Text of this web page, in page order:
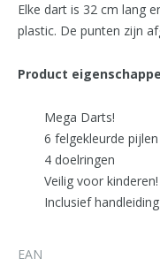
Elke dart is 32 cm lang
plastic. De punten zijn
Product
Mega Darts!
6 felgekleurde pijlen
4 doelringen
Veilig voor kinderen!
Inclusief
EAN